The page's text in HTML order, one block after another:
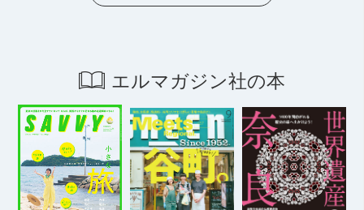
エルマガジン社の本